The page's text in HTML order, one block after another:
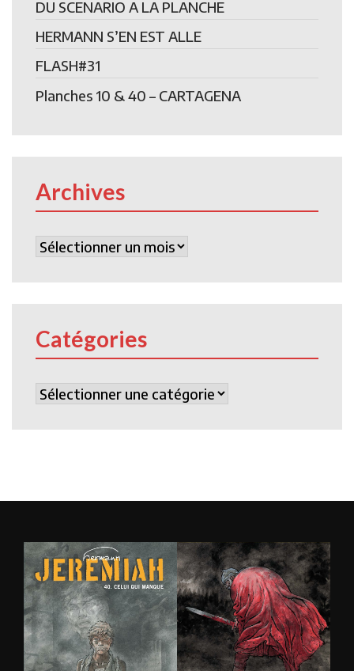
DU SCENARIO A LA PLANCHE
HERMANN S’EN EST ALLE
FLASH#31
Planches 10 & 40 – CARTAGENA
Archives
Archives
Catégories
Catégories